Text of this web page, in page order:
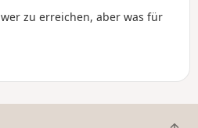
zu erreichen, aber was für